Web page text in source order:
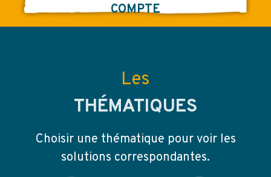
COMPTE
Les
THÉMATIQUES
Choisir une thématique pour voir les
solutions correspondantes.